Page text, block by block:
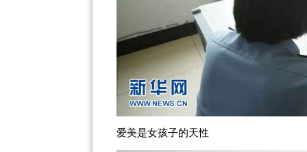
爱美是女孩子的天性